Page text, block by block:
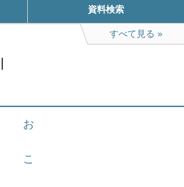
資料検索
すべて見る
お
こ